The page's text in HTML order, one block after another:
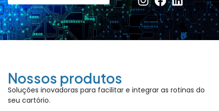
Nossos produtos
Soluções inovadoras para facilitar e integrar as rotinas do
seu cartório.